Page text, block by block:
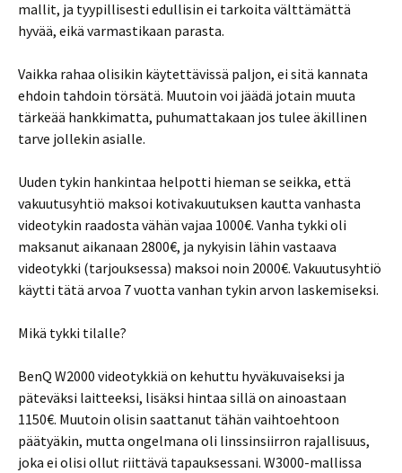
mallit, ja tyypillisesti edullisin ei tarkoita välttämättä
hyvää, eikä varmastikaan parasta.
Vaikka rahaa olisikin käytettävissä paljon, ei sitä kannata
ehdoin tahdoin törsätä. Muutoin voi jäädä jotain muuta
tärkeää hankkimatta, puhumattakaan jos tulee äkillinen
tarve jollekin asialle.
Uuden tykin hankintaa helpotti hieman se seikka, että
vakuutusyhtiö maksoi kotivakuutuksen kautta vanhasta
videotykin raadosta vähän vajaa 1000€. Vanha tykki oli
maksanut aikanaan 2800€, ja nykyisin lähin vastaava
videotykki (tarjouksessa) maksoi noin 2000€. Vakuutusyhtiö
käytti tätä arvoa 7 vuotta vanhan tykin arvon laskemiseksi.
Mikä tykki tilalle?
BenQ W2000 videotykkiä on kehuttu hyväkuvaiseksi ja
päteväksi laitteeksi, lisäksi hintaa sillä on ainoastaan
1150€. Muutoin olisin saattanut tähän vaihtoehtoon
päätyäkin, mutta ongelmana oli linssinsiirron rajallisuus,
joka ei olisi ollut riittävä tapauksessani. W3000-mallissa